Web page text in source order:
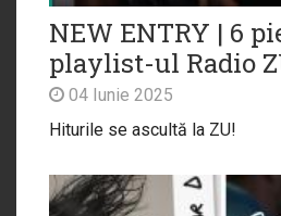
NEW ENTRY | 6
playlist-ul Radio
04 Iunie 2025
Hiturile se ascultă la ZU!